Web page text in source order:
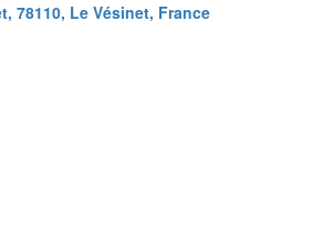
78110, Le Vésinet, France